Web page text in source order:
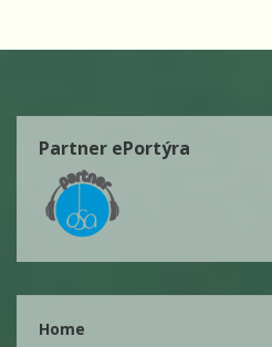
Partner ePortýra
Home